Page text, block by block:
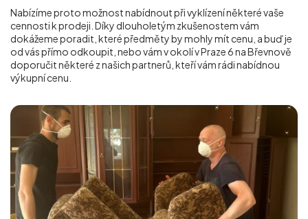
Nabízíme proto možnost nabídnout při vyklízení některé vaše
cennosti k prodeji. Díky dlouholetým zkušenostem vám
dokážeme poradit, které předměty by mohly mít cenu, a buď je
od vás přímo odkoupit, nebo vám v okolív Praze 6 na Břevnově
doporučit některé z našich partnerů, kteří vám rádi nabídnou
výkupní cenu.